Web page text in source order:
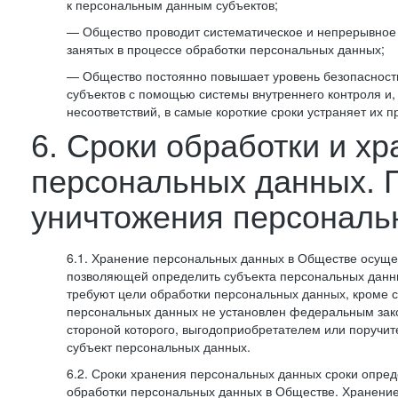
к персональным данным субъектов;
— Общество проводит систематическое и непрерывное
занятых в процессе обработки персональных данных;
— Общество постоянно повышает уровень
субъектов с помощью системы внутреннего контроля
несоответствий, в самые короткие сроки устраняет их
6. Сроки обработки и
персональных данных.
уничтожения
6.1. Хранение персональных данных в Обществе
позволяющей определить субъекта персональных
требуют цели обработки персональных данных, кроме
персональных данных не установлен федеральным
стороной которого, выгодоприобретателем или
субъект персональных данных.
6.2. Сроки хранения персональных данных сроки
обработки персональных данных в Обществе.